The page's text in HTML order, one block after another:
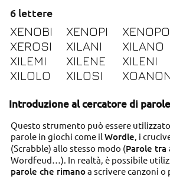
6 lettere
XENOBI XENOPI XENOPO
XEROSI
XILANI XILANO
XILEMI
XILENE XILENI
XILOLO
XILOSI
Introduzione al cercatore di parole
Questo strumento può essere
parole in giochi come il Wordle , i
(Scrabble) allo stesso modo (Parole tra
Wordfeud…). In realtà, è possibile
parole che rimanoa scrivere canzoni o